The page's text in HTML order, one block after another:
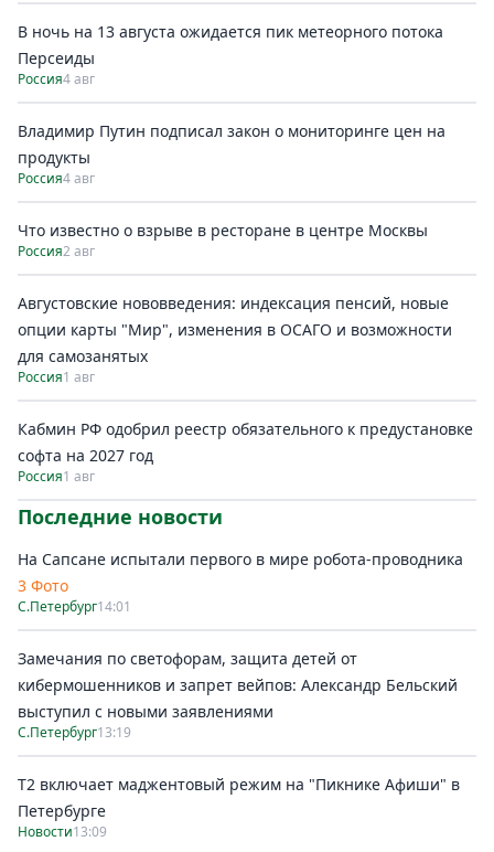
В ночь на 13 августа ожидается пик метеорного потока
Персеиды
Россия4 авг
Владимир Путин подписал закон о мониторинге цен на
продукты
Россия4 авг
Что известно о взрыве в ресторане в центре Москвы
Россия2 авг
Августовские нововведения: индексация пенсий, новые
опции карты "Мир", изменения в ОСАГО и возможности
для самозанятых
Россия1 авг
Кабмин РФ одобрил реестр обязательного к предустановке
софта на 2027 год
Россия1 авг
Последние новости
На Сапсане испытали первого в мире робота-проводника
3 Фото
С.Петербург14:01
Замечания по светофорам, защита детей от
кибермошенников и запрет вейпов: Александр Бельский
выступил с новыми заявлениями
С.Петербург13:19
Т2 включает маджентовый режим на "Пикнике Афиши" в
Петербурге
Новости13:09